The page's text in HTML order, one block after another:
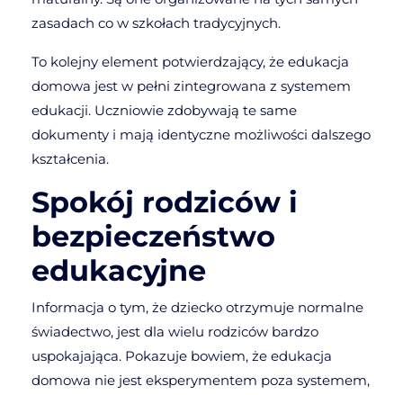
zasadach co w szkołach tradycyjnych.
To kolejny element potwierdzający, że edukacja
domowa jest w pełni zintegrowana z systemem
edukacji. Uczniowie zdobywają te same
dokumenty i mają identyczne możliwości dalszego
kształcenia.
Spokój rodziców i
bezpieczeństwo
edukacyjne
Informacja o tym, że dziecko otrzymuje normalne
świadectwo, jest dla wielu rodziców bardzo
uspokajająca. Pokazuje bowiem, że edukacja
domowa nie jest eksperymentem poza systemem,